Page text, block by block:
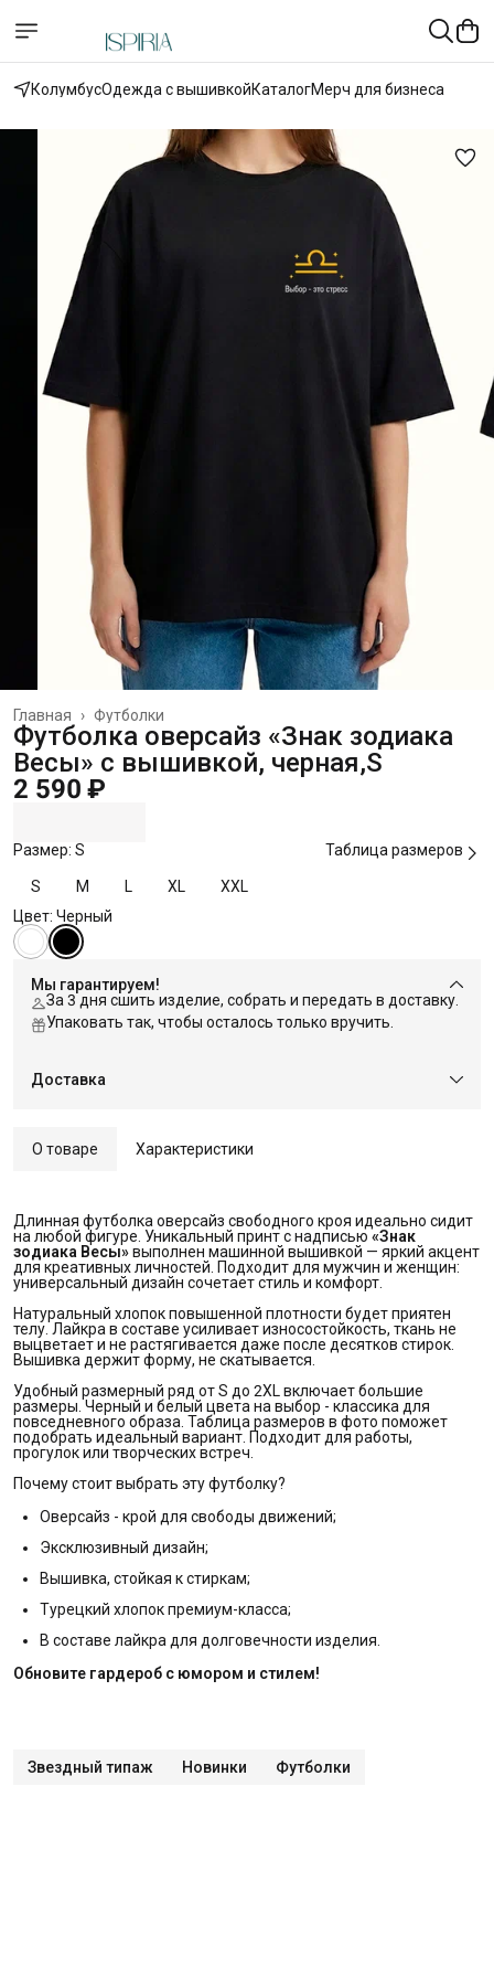
КолумбусОдежда с вышивкойКаталогМерч для бизнеса
Футболки
Главная ›
Футболка оверсайз «Знак зодиака
Весы» с вышивкой, черная,S
2 590 ₽
Размер: S Таблица размеров
S M L XL
XXL
Цвет: Черный
Мы гарантируем!
За 3 дня сшить изделие, собрать и передать в доставку.
Упаковать так, чтобы осталось только вручить.
Доставка
О товаре Характеристики
Длинная футболка оверсайз свободного кроя идеально сидит
на любой фигуре. Уникальный принт с надписью «Знак
зодиака Весы»выполнен машинной вышивкой — яркий акцент
для креативных личностей. Подходит для мужчин и женщин:
универсальный дизайн сочетает стиль и комфорт.
Натуральный хлопок повышенной плотности будет приятен
телу. Лайкра в составе усиливает износостойкость, ткань не
выцветает и не растягивается даже после десятков стирок.
Вышивка держит форму, не скатывается.
Удобный размерный ряд от S до 2XL включает большие
размеры. Черный и белый цвета на выбор - классика для
повседневного образа. Таблица размеров в фото поможет
подобрать идеальный вариант. Подходит для работы,
прогулок или творческих встреч.
Почему стоит выбрать эту футболку?
Оверсайз - крой для свободы движений;
Эксклюзивный дизайн;
Вышивка, стойкая к стиркам;
Турецкий хлопок премиум-класса;
В составе лайкра для долговечности изделия.
Обновите гардероб с юмором и стилем!
Звездный типаж Новинки Футболки